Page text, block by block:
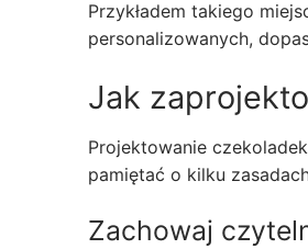
Przykładem takiego
personalizowanych,
Jak
Projektowanie
pamiętać o kilku
Zachowaj